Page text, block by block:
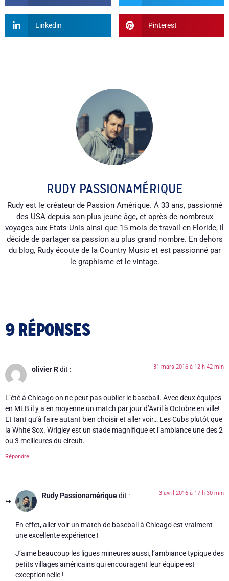
Linkedin Pinterest
RUDY PASSIONAMÉRIQUE
Rudy est le créateur de Passion Amérique. À 33 ans, passionné
des USA depuis son plus jeune âge, et après de nombreux
voyages aux Etats-Unis ainsi que 15 mois de travail en Floride, il
décide de partager sa passion au plus grand nombre. En dehors
du blog, Rudy écoute de la Country Music et est passionné par
le graphisme et le vintage.
9 RÉPONSES
olivier Rdit : 31 mars 2016 à 12 h 42 min
L’été à Chicago on ne peut pas oublier le baseball. Avec deux équipes
en MLB il y a en moyenne un match par jour d’Avril à Octobre en ville!
Et tant qu’à faire autant bien choisir et aller voir… Les Cubs plutôt que
la White Sox. Wrigley est un stade magnifique et l’ambiance une des 2
ou 3 meilleures du circuit.
Répondre
Rudy Passionamériquedit : 3 avril 2016 à 17 h 30 min
En effet, aller voir un match de baseball à Chicago est vraiment
une excellente expérience !
J’aime beaucoup les ligues mineures aussi, l’ambiance typique des
petits villages américains qui encouragent leur équipe est
exceptionnelle !